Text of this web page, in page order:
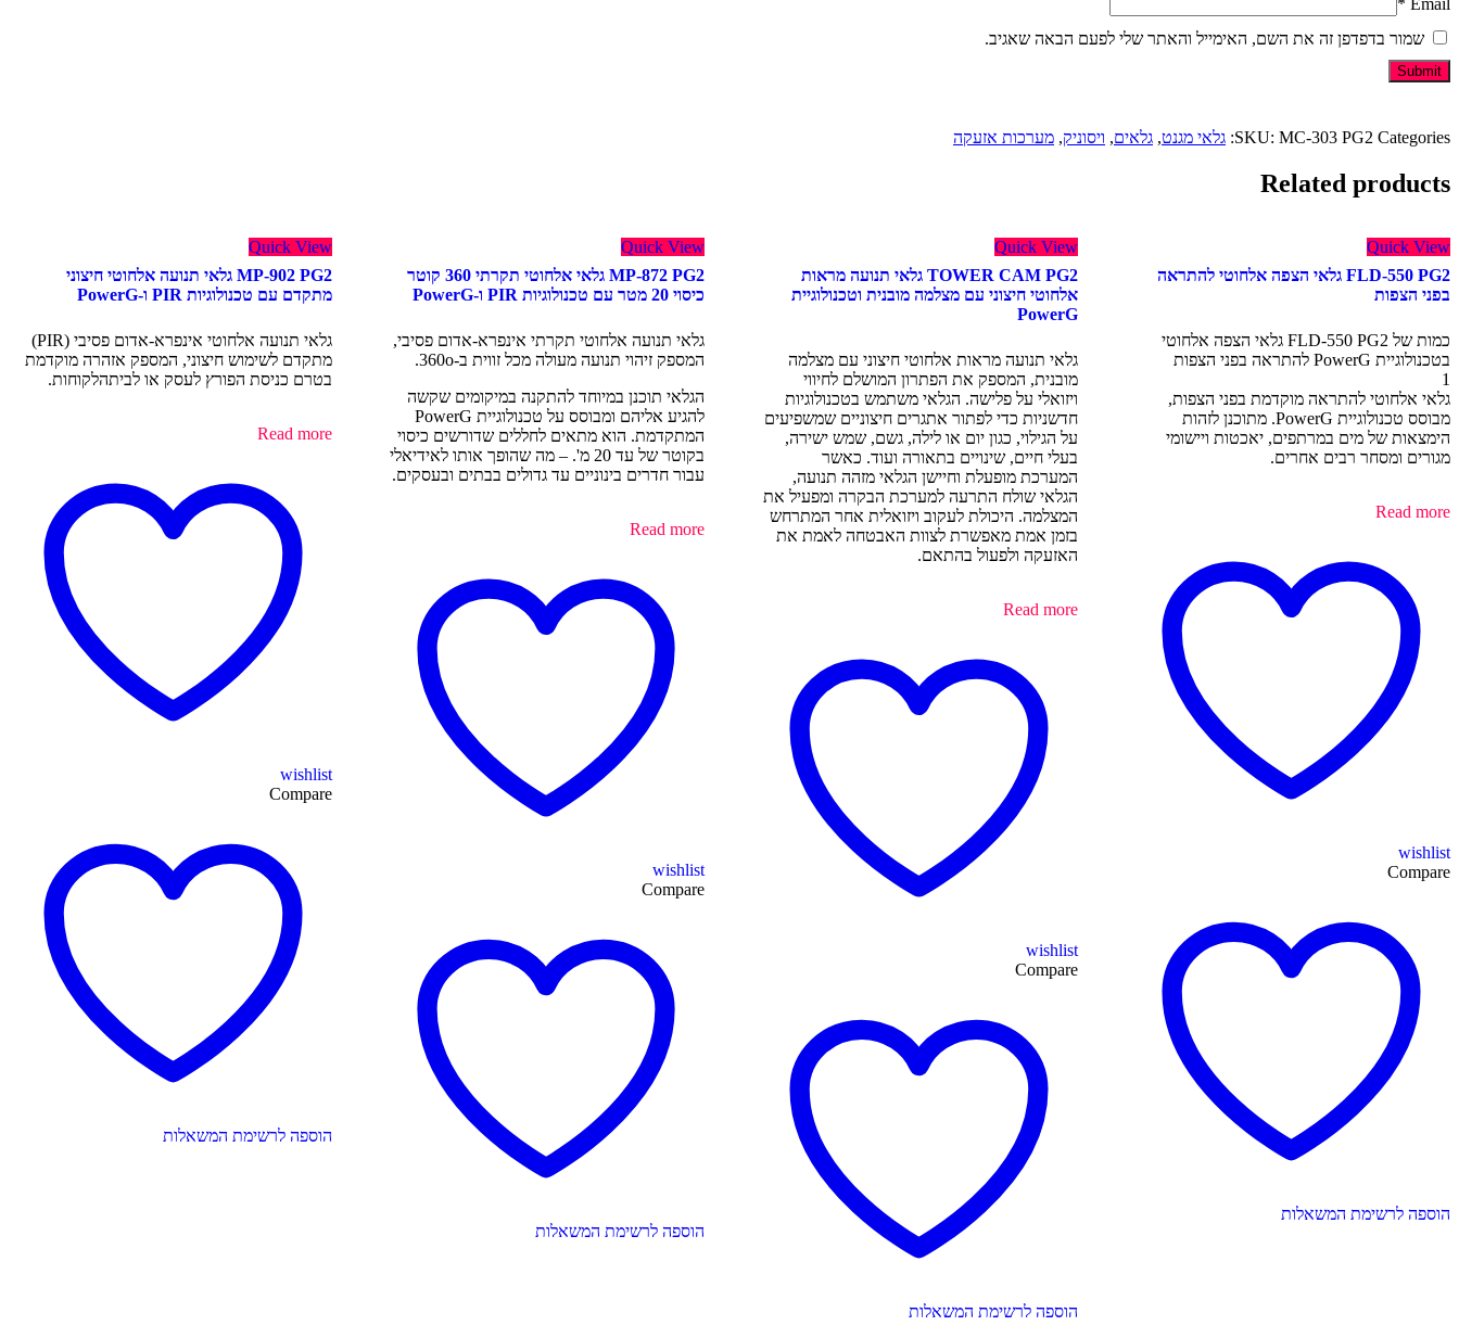
שמור בדפדפן זה את השם, האימייל והאתר שלי לפעם הבאה שאגיב.
SKU: MC-303 PG2 Categories: גלאי מגנט, גלאים, ויסוניק, מערכות אזעקה
Related products
Quick View
FLD-550 PG2 גלאי הצפה אלחוטי להתראה
בפני הצפות
כמות של FLD-550 PG2 גלאי הצפה אלחוטי
בטכנולוגיית PowerG להתראה בפני הצפות
1
גלאי אלחוטי להתראה מוקדמת בפני הצפות,
מבוסס טכנולוגיית PowerG. מתוכנן לזהות
הימצאות של מים במרתפים, יאכטות ויישומי
מגורים ומסחר רבים אחרים.
Read more
wishlist
Compare
הוספה לרשימת המשאלות
Quick View
TOWER CAM PG2 גלאי תנועה מראות
אלחוטי חיצוני עם מצלמה מובנית וטכנולוגיית
PowerG
גלאי תנועה מראות אלחוטי חיצוני עם מצלמה
מובנית, המספק את הפתרון המושלם לחיווי
ויזואלי על פלישה. הגלאי משתמש בטכנולוגיות
חדשניות כדי לפתור אתגרים חיצוניים שמשפיעים
על הגילוי, כגון יום או לילה, גשם, שמש ישירה,
בעלי חיים, שינויים בתאורה ועוד. כאשר
המערכת מופעלת וחיישן הגלאי מזהה תנועה,
הגלאי שולח התרעה למערכת הבקרה ומפעיל את
המצלמה. היכולת לעקוב ויזואלית אחר המתרחש
בזמן אמת מאפשרת לצוות האבטחה לאמת את
האזעקה ולפעול בהתאם.
Read more
wishlist
Compare
הוספה לרשימת המשאלות
Quick View
MP-872 PG2 גלאי אלחוטי תקרתי 360 קוטר
כיסוי 20 מטר עם טכנולוגיות PIR ו-PowerG
גלאי תנועה אלחוטי תקרתי אינפרא-אדום פסיבי,
המספק זיהוי תנועה מעולה מכל זווית ב-360o.
הגלאי תוכנן במיוחד להתקנה במיקומים שקשה
להגיע אליהם ומבוסס על טכנולוגיית PowerG
המתקדמת. הוא מתאים לחללים שדורשים כיסוי
בקוטר של עד 20 מ'. – מה שהופך אותו לאידיאלי
עבור חדרים בינוניים עד גדולים בבתים ובעסקים.
Read more
wishlist
Compare
הוספה לרשימת המשאלות
Quick View
MP-902 PG2 גלאי תנועה אלחוטי חיצוני
מתקדם עם טכנולוגיות PIR ו-PowerG
גלאי תנועה אלחוטי אינפרא-אדום פסיבי (PIR)
מתקדם לשימוש חיצוני, המספק אזהרה מוקדמת
בטרם כניסת הפורץ לעסק או לביתהלקוחות.
Read more
wishlist
Compare
הוספה לרשימת המשאלות